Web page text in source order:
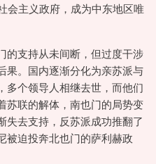
会主义政府，成为中东地区唯
的支持从未间断，但过度干涉
果。国内逐渐分化为亲苏派与
多个领导人相继去世，而他们
苏联的解体，南也门的局势变
失去支持，反苏派成功推翻了
被迫投奔北也门的萨利赫政